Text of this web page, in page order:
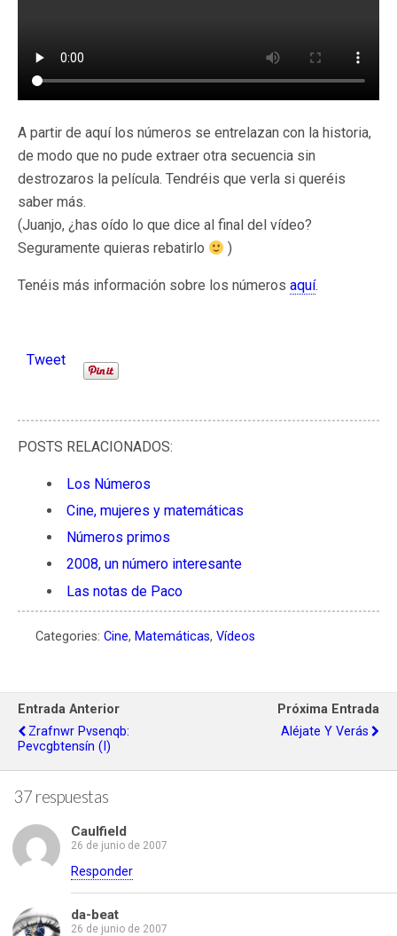
A partir de aquí los números se entrelazan con la historia,
de modo que no pude extraer otra secuencia sin
destrozaros la película. Tendréis que verla si queréis
saber más.
(Juanjo, ¿has oído lo que dice al final del vídeo?
Seguramente quieras rebatirlo
)
Tenéis más información sobre los números aquí.
Tweet
POSTS RELACIONADOS:
Los Números
Cine, mujeres y matemáticas
Números primos
2008, un número interesante
Las notas de Paco
Categories: Cine, Matemáticas, Vídeos
Entrada Anterior
Zrafnwr Pvsenqb:
Pevcgbtensín (I)
Próxima Entrada
Aléjate Y Verás
37 respuestas
Caulfield
26 de junio de 2007
Responder
da-beat
26 de junio de 2007